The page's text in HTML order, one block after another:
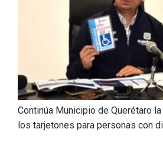
Continúa Municipio de Querétaro
los tarjetones para personas con